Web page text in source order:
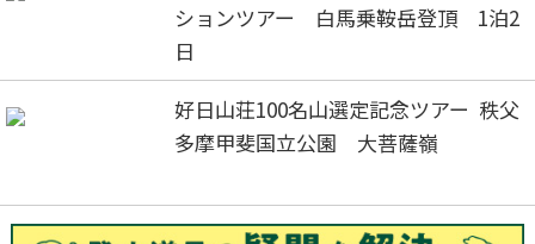
ションツアー 白馬乗鞍岳登頂 1泊2
日
好日山荘100名山選定記念ツアー 秩父
多摩甲斐国立公園 大菩薩嶺